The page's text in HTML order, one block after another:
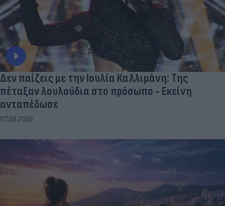
Δεν παίζεις με την Ιουλία Καλλιμάνη: Της
πέταξαν λουλούδια στο πρόσωπο - Εκείνη
ανταπέδωσε
07.08.2026